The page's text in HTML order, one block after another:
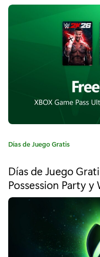
o
C
e
g
o
Días de Juego Gratis
Días de Juego
Possession Party y